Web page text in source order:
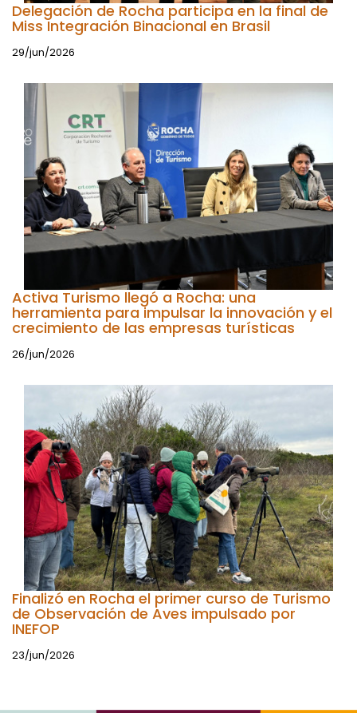
Delegación de Rocha participa en la final de
Miss Integración Binacional en Brasil
29/jun/2026
Activa Turismo llegó a Rocha: una
herramienta para impulsar la innovación y el
crecimiento de las empresas turísticas
26/jun/2026
Finalizó en Rocha el primer curso de Turismo
de Observación de Aves impulsado por
INEFOP
23/jun/2026